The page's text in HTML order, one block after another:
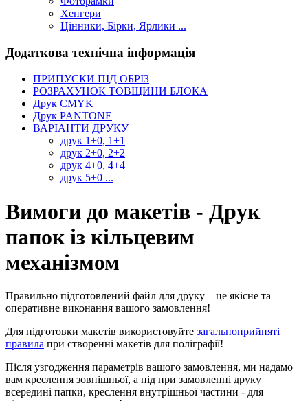
Хенгери
Цінники, Бірки, Ярлики ...
Додаткова технічна інформація
ПРИПУСКИ ПІД ОБРІЗ
РОЗРАХУНОК ТОВЩИНИ БЛОКА
Друк CMYK
Друк PANTONE
ВАРІАНТИ ДРУКУ
друк 1+0, 1+1
друк 2+0, 2+2
друк 4+0, 4+4
друк 5+0 ...
Вимоги до макетів - Друк
папок із кільцевим
механізмом
Правильно підготовлений файл для друку – це якісне та
оперативне виконання вашого замовлення!
Для підготовки макетів використовуйте загальноприйняті
правила при створенні макетів для поліграфії!
Після узгодження параметрів вашого замовлення, ми надамо
вам креслення зовнішньої, а під при замовленні друку
всередині папки, креслення внутрішньої частини - для